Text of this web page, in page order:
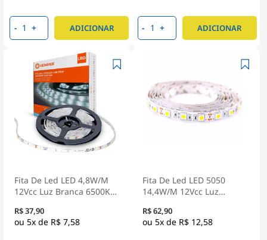
- + ADICIONAR - + ADICIONAR
Fita De Led LED 4,8W/M
12Vcc Luz Branca 6500K
Osram/Ledvance
R$ 37,90
5x de R$ 7,58
Fita De Led LED 5050
14,4W/M 12Vcc Luz
Metros - Cl Luz
R$ 62,90
5x de R$ 12,58